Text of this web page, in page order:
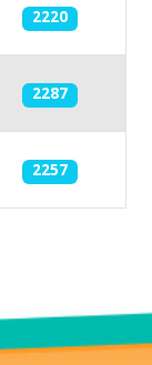
2220
2287
2257